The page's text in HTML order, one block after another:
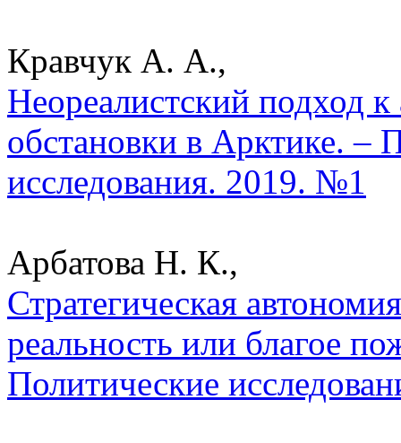
Кравчук А. А.,
Неореалистский подход
обстановки в Арктике. –
исследования. 2019. №1
Арбатова Н. К.,
Стратегическая
реальность или благое
Политические